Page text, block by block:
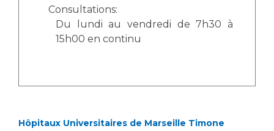
Consultations:
Du lundi au vendredi de 7h30 à
15h00 en continu
Hôpitaux Universitaires de Marseille Timone